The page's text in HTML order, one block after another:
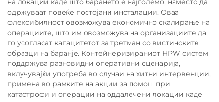
на локации каде што барането е најголемо, наместо да
одржуваат повеќе постојани инсталации. Оваа
флексибилност овозможува економично скалирање на
операциите, што им овозможува на организациите да
го усогласат капацитетот за третман со вистинските
образци на баранje. Контейнеризираниот HPW систем
поддржува разновидни оперативни сценарија,
вклучувајќи употреба во случаи на хитни интервенции,
примена во рамките на акции за помош при
катастрофи и операции на оддалечени локации каде